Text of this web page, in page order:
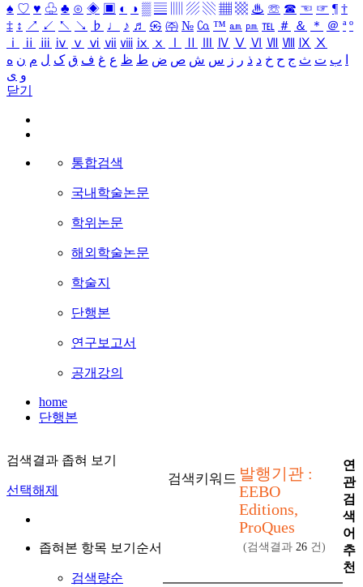
♠ ♡ ♥ ♧ ♣ ⊙ ◈ ▣ ◐ ◑ ▒ ▤ ▨ ▧ ▦ ▩ ♨ ☏ ☎ ☜ ☞ ¶ †
‡ ↕ ↗ ↙ ↖ ↘ ♭ ♩ ♪ ♬ ㉿ ㈜ № ㏇ ™ ㏂ ㏘ ℡ ＃ ＆ ＊ ＠ ª º
ⅰ
ⅱ ⅲ ⅳ ⅴ ⅵ ⅶ ⅷ ⅸ ⅹ Ⅳ Ⅴ Ⅵ Ⅶ Ⅷ Ⅸ Ⅹ
ب ت ث ج ح خ د ذ ر ز س ش ص ض ط ظ ع غ ف ق ک ل م ن ه
و ی
닫기
통합검색
국내학술논문
학위논문
해외학술논문
학술지
단행본
연구보고서
공개강의
home
단행본
검색결과 좁혀 보기
선택해제
좁혀본 항목 보기순서
검색량순
검색키워드 발행기관 :
EEBO
Editions,
ProQues
(검색결과 26 건)
연
관
검
색
어
추
천